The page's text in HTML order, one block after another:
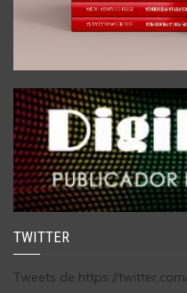
TWITTER
Tweets de https://